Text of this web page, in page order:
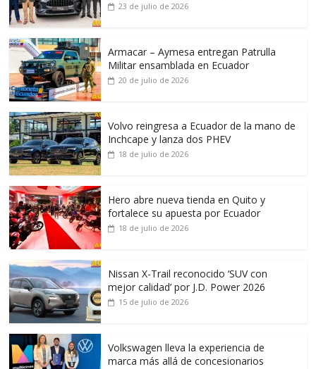
23 de julio de 2026
Armacar – Aymesa entregan Patrulla
Militar ensamblada en Ecuador
20 de julio de 2026
Volvo reingresa a Ecuador de la mano de
Inchcape y lanza dos PHEV
18 de julio de 2026
Hero abre nueva tienda en Quito y
fortalece su apuesta por Ecuador
18 de julio de 2026
Nissan X-Trail reconocido ‘SUV con
mejor calidad’ por J.D. Power 2026
15 de julio de 2026
Volkswagen lleva la experiencia de
marca más allá de concesionarios